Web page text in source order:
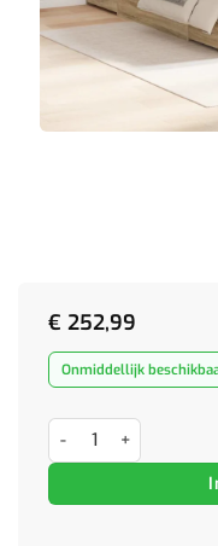
€ 252,99
Onmiddellijk
Opbergbedframe met